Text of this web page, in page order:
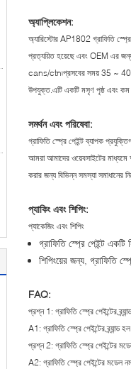
অ্যাপ্লিকেশন:
অ্যারিস্টোর AP1802 গ্রাফিতি
প্রত্যয়িত হয়েছে এবং OEM এর
cans/ctn৷প্রসবের সময় 35 ~ 40
উপযুক্ত.এটি একটি মসৃণ পৃষ্ঠ এবং কম
সমর্থন এবং পরিষেবা:
গ্রাফিতি স্প্রে পেইন্ট ব্যাপক
আমরা আমাদের ওয়েবসাইটের
করার জন্য বিভিন্ন সমস্যা সমাধানের
প্যাকিং এবং শিপিং:
প্যাকেজিং এবং শিপিং
গ্রাফিতি স্প্রে পেইন্ট
শিপিংয়ের জন্য, গ্রাফিতি
FAQ:
প্রশ্ন 1: গ্রাফিতি স্প্রে পেইন্টের
A1: গ্রাফিতি স্প্রে পেইন্টের ব্র্যান্ড
প্রশ্ন 2: গ্রাফিতি স্প্রে পেইন্টের
A2: গ্রাফিতি স্প্রে পেইন্টের মডেল